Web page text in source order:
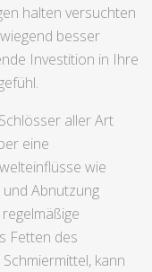
halten versuchten
besser
Investition in Ihre
Schlösser aller Art
eine
wie
Abnutzung
Fetten des
kann